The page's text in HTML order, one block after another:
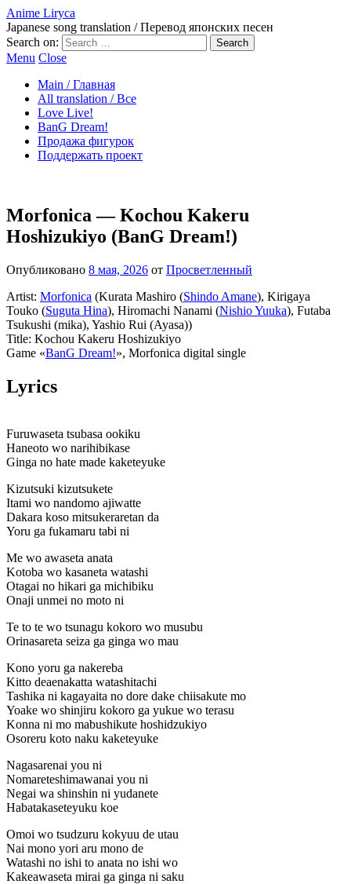
Anime Liryca
Japanese song translation / Перевод японских песен
Search on:
Menu Close
Main / Главная
All translation / Все
Love Live!
BanG Dream!
Продажа фигурок
Поддержать проект
Morfonica — Kochou Kakeru
Hoshizukiyo (BanG Dream!)
Опубликовано 8 мая, 2026 от Просветленный
Artist: Morfonica (Kurata Mashiro (Shindo Amane), Kirigaya
Touko (Suguta Hina), Hiromachi Nanami (Nishio Yuuka), Futaba
Tsukushi (mika), Yashio Rui (Ayasa))
Title: Kochou Kakeru Hoshizukiyo
Game «BanG Dream!», Morfonica digital single
Lyrics
Furuwaseta tsubasa ookiku
Haneoto wo narihibikase
Ginga no hate made kaketeyuke
Kizutsuki kizutsukete
Itami wo nandomo ajiwatte
Dakara koso mitsukeraretan da
Yoru ga fukamaru tabi ni
Me wo awaseta anata
Kotoba wo kasaneta watashi
Otagai no hikari ga michibiku
Onaji unmei no moto ni
Te to te wo tsunagu kokoro wo musubu
Orinasareta seiza ga ginga wo mau
Kono yoru ga nakereba
Kitto deaenakatta watashitachi
Tashika ni kagayaita no dore dake chiisakute mo
Yoake wo shinjiru kokoro ga yukue wo terasu
Konna ni mo mabushikute hoshidzukiyo
Osoreru koto naku kaketeyuke
Nagasarenai you ni
Nomareteshimawanai you ni
Negai wa shinshin ni yudanete
Habatakaseteyuku koe
Omoi wo tsudzuru kokyuu de utau
Nai mono yori aru mono de
Watashi no ishi to anata no ishi wo
Kakeawaseta mirai ga ginga ni saku